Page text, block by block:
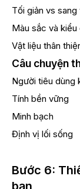
Tối giản vs sang
Màu sắc và kiểu
Vật liệu thân
Câu chuyện
Người tiêu dùng
Tính bền vững
Minh bạch
Định vị lối sống
Bước 6:
bạn